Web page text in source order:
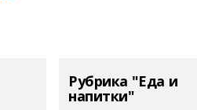
Рубрика "Еда и
напитки"